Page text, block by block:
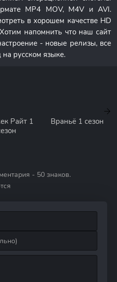
MP4 MOV, M4V и AVI.
в хорошем качестве HD
напомнить что наш сайт
- новые релизы, все
русском языке.
Райт 1
Враньё 1 сезон
- 50 знаков.